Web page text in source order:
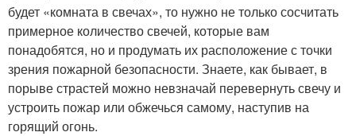
будет «комната в свечах», то нужно не только сосчитать
примерное количество свечей, которые вам
понадобятся, но и продумать их расположение с точки
зрения пожарной безопасности. Знаете, как бывает, в
порыве страстей можно невзначай перевернуть свечу и
устроить пожар или обжечься самому, наступив на
горящий огонь.